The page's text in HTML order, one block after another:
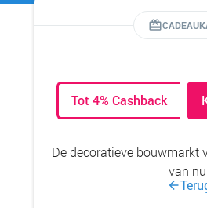
Tot 4% Cashback
De decoratieve bouwmarkt
van